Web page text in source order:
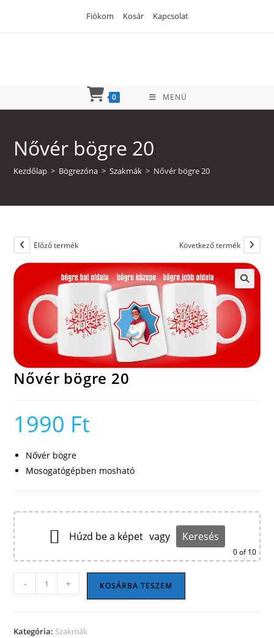
Fiókom Kosár Kapcsolat
0 MENÜ
Nővér bögre 20
Kezdőlap > Bögrezóna > Szakmák > Nővér bögre 20
Előző termék Következő termék
Nővér bögre 20
1990 Ft
Nővér bögre
Mosogatógépben mosható
Húzd be a képet vagy Keresés
0of 10
bögre
mennyiség
- + KOSÁRBA TESZEM
Kategória: Szakmák